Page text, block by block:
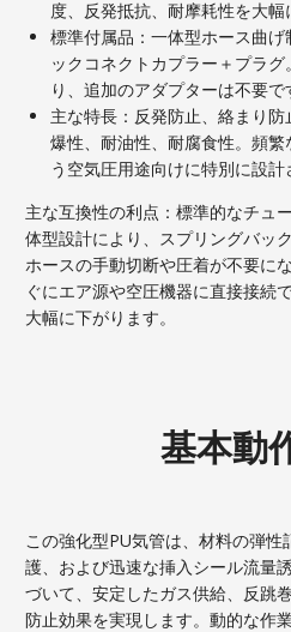
度、反発抵抗、耐摩耗性を大幅
標準付属品：一体型ホース曲
ックコネクトカプ​​ラー＋プラ
り、追加のアダプターは不要で
主な特長：反発防止、絡まり
爆性、耐油性、耐腐食性。頻
う空気圧用途向けに特別に設計
主な互換性の利点：標準的なチュ
体型設計により、スプリングバッ
ホースの手動切断や圧着が不要に
ぐにエア源や空圧機器に直接接続
大幅に下がります。
基本動
この強化型PU気管は、材料の弾
護、および迅速な挿入シール流量
づいて、安定したガス供給、反跳
防止効果を実現します。動的な作